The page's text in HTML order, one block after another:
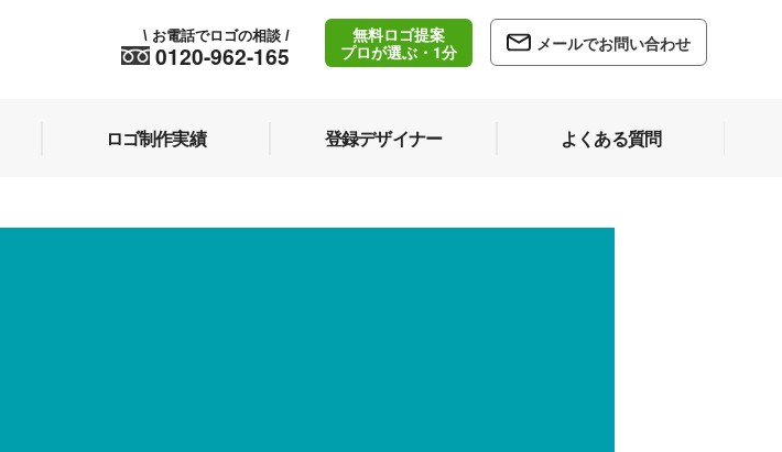
0120-962-165
\ お電話でロゴの相談 /
無料ロゴ提案
プロが選ぶ・1分
メールでお問い合わせ
ロゴ制作実績 登録デザイナー よくある質問